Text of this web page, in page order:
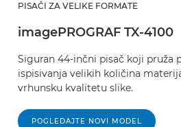
PISAČI ZA VELIKE FORMATE
imagePROGRAF TX-4100
Siguran 44-inčni pisač koji pruža
ispisivanja velikih količina
vrhunsku kvalitetu slike.
POGLEDAJTE NOVI MODEL